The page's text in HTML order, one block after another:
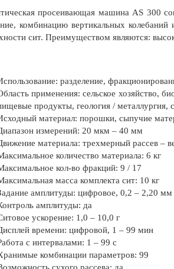
просеивающая машина AS 300
комбинацию вертикальных колебаний
сит. Преимуществом являются:
разделение,
применения: сельское хозяйство,
продукты, геология / металлургия,
материал: порошки, сыпучие
измерений: 20 мкм – 40 мм
материала: трехмерный рассев –
количество материала: 6 кг
кол-во фракций: 9 / 17
масса комплекта сит: 10 кг
амплитуды: цифровое, 0,2 – 2,20 мм
амплитуды: да
ускорение: 1,0 – 10,0 г
времени: цифровой, 1 – 99 мин
с интервалами: 1 – 99 с
комбинации параметров: 99
сухого рассева: да